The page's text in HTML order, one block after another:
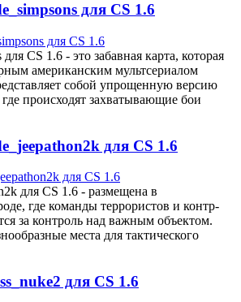
для CS 1.6
CS 1.6 - это забавная карта, которая
американским мультсериалом
собой упрощенную версию
происходят захватывающие бои
для CS 1.6
для CS 1.6 - размещена в
где команды террористов и контр-
за контроль над важным объектом.
места для тактического
для CS 1.6